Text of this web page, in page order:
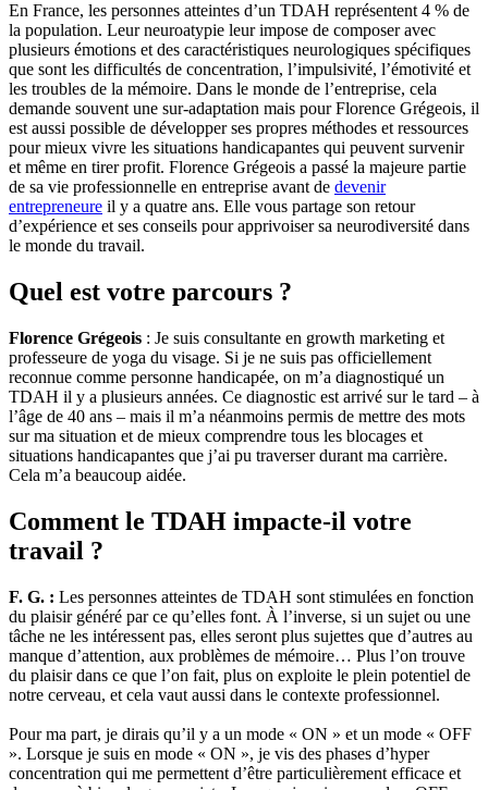
En France, les personnes atteintes d’un TDAH représentent 4 % de
la population. Leur neuroatypie leur impose de composer avec
plusieurs émotions et des caractéristiques neurologiques spécifiques
que sont les difficultés de concentration, l’impulsivité, l’émotivité et
les troubles de la mémoire. Dans le monde de l’entreprise, cela
demande souvent une sur-adaptation mais pour Florence Grégeois, il
est aussi possible de développer ses propres méthodes et ressources
pour mieux vivre les situations handicapantes qui peuvent survenir
et même en tirer profit. Florence Grégeois a passé la majeure partie
de sa vie professionnelle en entreprise avant de devenir
entrepreneure il y a quatre ans. Elle vous partage son retour
d’expérience et ses conseils pour apprivoiser sa neurodiversité dans
le monde du travail.
Quel est votre parcours ?
Florence Grégeois : Je suis consultante en growth marketing et
professeure de yoga du visage. Si je ne suis pas officiellement
reconnue comme personne handicapée, on m’a diagnostiqué un
TDAH il y a plusieurs années. Ce diagnostic est arrivé sur le tard – à
l’âge de 40 ans – mais il m’a néanmoins permis de mettre des mots
sur ma situation et de mieux comprendre tous les blocages et
situations handicapantes que j’ai pu traverser durant ma carrière.
Cela m’a beaucoup aidée.
Comment le TDAH impacte-il votre
travail ?
F. G. : Les personnes atteintes de TDAH sont stimulées en fonction
du plaisir généré par ce qu’elles font. À l’inverse, si un sujet ou une
tâche ne les intéressent pas, elles seront plus sujettes que d’autres au
manque d’attention, aux problèmes de mémoire… Plus l’on trouve
du plaisir dans ce que l’on fait, plus on exploite le plein potentiel de
notre cerveau, et cela vaut aussi dans le contexte professionnel.
Pour ma part, je dirais qu’il y a un mode « ON » et un mode « OFF
». Lorsque je suis en mode « ON », je vis des phases d’hyper
concentration qui me permettent d’être particulièrement efficace et